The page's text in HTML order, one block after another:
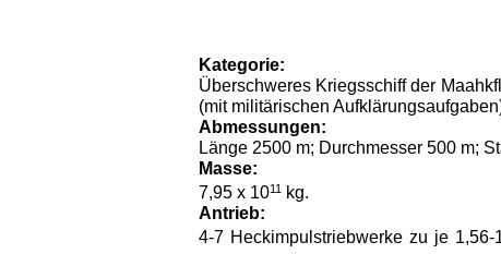
Kategorie:
Überschweres Kriegsschiff der
(mit militärischen
Abmessungen:
Länge 2500 m; Durchmesser 500 m;
Masse:
7,95 x 1011
kg.
Antrieb:
4-7 Heckimpulstriebwerke zu je 1,56-